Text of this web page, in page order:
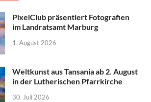
PixelClub präsentiert Fotografien
im Landratsamt Marburg
1. August 2026
Weltkunst aus Tansania ab 2. August
in der Lutherischen Pfarrkirche
30. Juli 2026